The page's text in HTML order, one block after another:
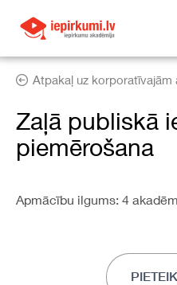
Atpakaļ uz korporatīvajām
Zaļā publiskā
piemērošana
Apmācību ilgums: 4